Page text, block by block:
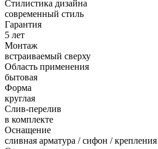
Стилистика дизайна
современный стиль
Гарантия
5 лет
Монтаж
встраиваемый сверху
Область применения
бытовая
Форма
круглая
Слив-перелив
в комплекте
Оснащение
сливная арматура / сифон / крепления